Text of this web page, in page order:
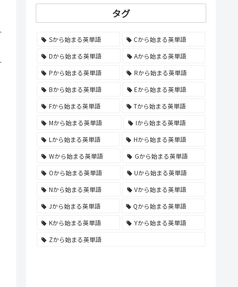
タグ
Sから始まる英単語
Cから始まる英単語
Dから始まる英単語
Aから始まる英単語
Pから始まる英単語
Rから始まる英単語
Bから始まる英単語
Eから始まる英単語
Fから始まる英単語
Tから始まる英単語
Mから始まる英単語
Iから始まる英単語
Lから始まる英単語
Hから始まる英単語
Wから始まる英単語
Gから始まる英単語
Oから始まる英単語
Uから始まる英単語
Nから始まる英単語
Vから始まる英単語
Jから始まる英単語
Qから始まる英単語
Kから始まる英単語
Yから始まる英単語
Zから始まる英単語